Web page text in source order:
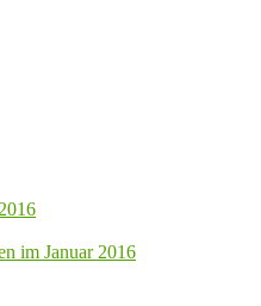
im Januar 2016